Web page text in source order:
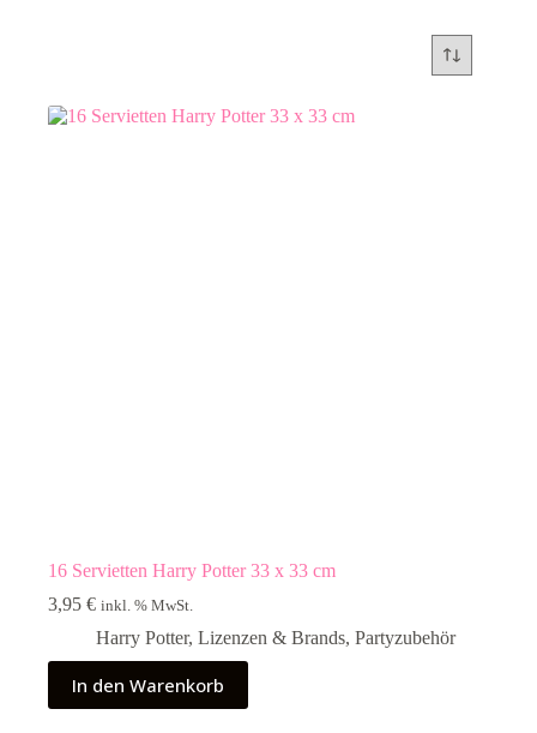
16 Servietten Harry Potter 33 x 33 cm
3,95 € inkl. % MwSt.
Harry Potter, Lizenzen & Brands, Partyzubehör
In den Warenkorb